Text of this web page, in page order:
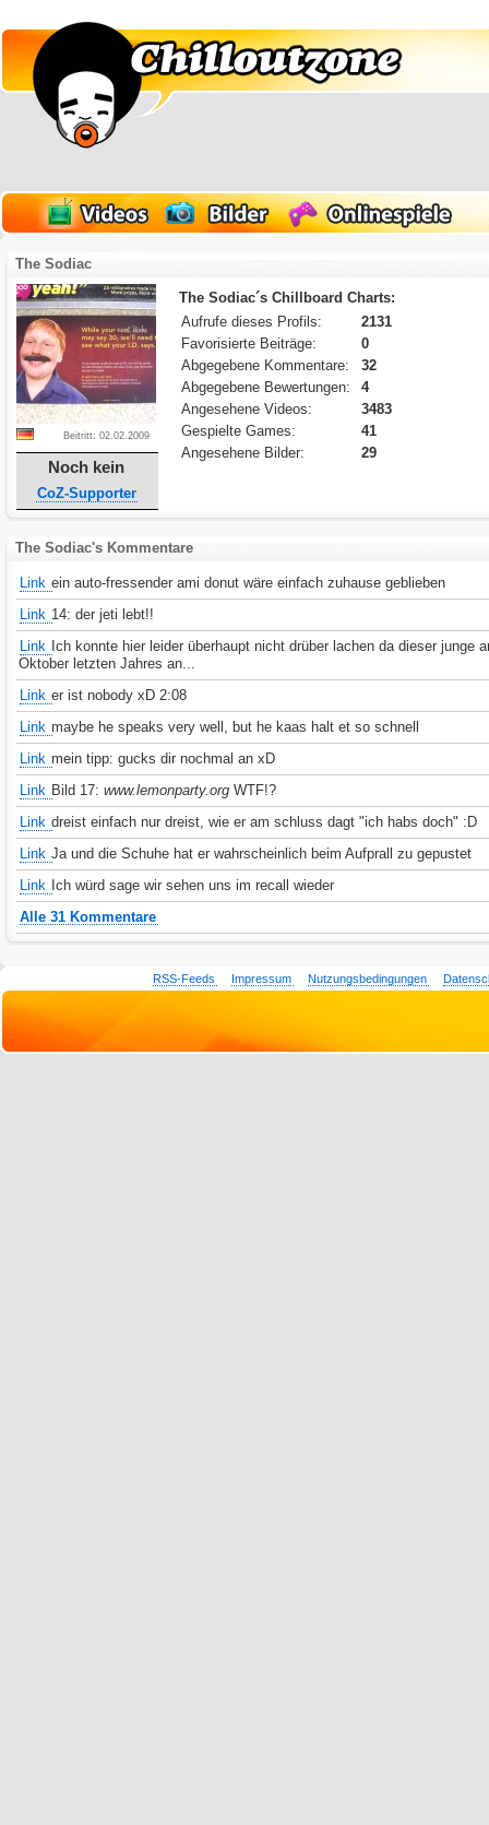
The Sodiac
Beitritt: 02.02.2009
Noch kein
CoZ-Supporter
The Sodiac´s Chillboard Charts:
Aufrufe dieses Profils:
2131
Favorisierte Beiträge:
0
Abgegebene Kommentare:
32
Abgegebene Bewertungen:
4
Angesehene Videos:
3483
Gespielte Games:
41
Angesehene Bilder:
29
The Sodiac's Kommentare
Link ein auto-fressender ami donut wäre einfach zuhause geblieben
Link 14: der jeti lebt!!
Link Ich konnte hier leider überhaupt nicht drüber lachen da dieser junge
Oktober letzten Jahres an...
Link er ist nobody xD 2:08
Link maybe he speaks very well, but he kaas halt et so schnell
Link mein tipp: gucks dir nochmal an xD
Link Bild 17:www.lemonparty.org WTF!?
Link dreist einfach nur dreist, wie er am schluss dagt "ich habs doch" :D
Link Ja und die Schuhe hat er wahrscheinlich beim Aufprall zu gepustet
Link Ich würd sage wir sehen uns im recall wieder
Alle 31 Kommentare
RSS-Feeds Impressum Nutzungsbedingungen